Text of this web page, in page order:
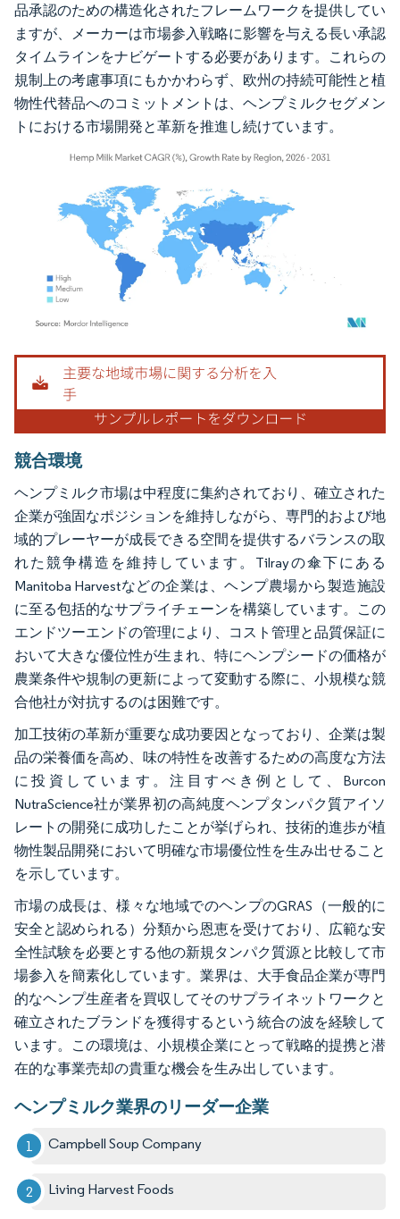
品承認のための構造化されたフレームワークを提供してい
ますが、メーカーは市場参入戦略に影響を与える長い承認
タイムラインをナビゲートする必要があります。これらの
規制上の考慮事項にもかかわらず、欧州の持続可能性と植
物性代替品へのコミットメントは、ヘンプミルクセグメン
トにおける市場開発と革新を推進し続けています。
画像 © Mordor Intelligence。再利用にはCC BY 4.0の表示が必要です。
競合環境
ヘンプミルク市場は中程度に集約されており、確立された
企業が強固なポジションを維持しながら、専門的および地
域的プレーヤーが成長できる空間を提供するバランスの取
れた競争構造を維持しています。Tilrayの傘下にある
Manitoba Harvestなどの企業は、ヘンプ農場から製造施設
に至る包括的なサプライチェーンを構築しています。この
エンドツーエンドの管理により、コスト管理と品質保証に
おいて大きな優位性が生まれ、特にヘンプシードの価格が
農業条件や規制の更新によって変動する際に、小規模な競
合他社が対抗するのは困難です。
加工技術の革新が重要な成功要因となっており、企業は製
品の栄養価を高め、味の特性を改善するための高度な方法
に投資しています。注目すべき例として、Burcon
NutraScience社が業界初の高純度ヘンプタンパク質アイソ
レートの開発に成功したことが挙げられ、技術的進歩が植
物性製品開発において明確な市場優位性を生み出せること
を示しています。
市場の成長は、様々な地域でのヘンプのGRAS（一般的に
安全と認められる）分類から恩恵を受けており、広範な安
全性試験を必要とする他の新規タンパク質源と比較して市
場参入を簡素化しています。業界は、大手食品企業が専門
的なヘンプ生産者を買収してそのサプライネットワークと
確立されたブランドを獲得するという統合の波を経験して
います。この環境は、小規模企業にとって戦略的提携と潜
在的な事業売却の貴重な機会を生み出しています。
ヘンプミルク業界のリーダー企業
Campbell Soup Company
Living Harvest Foods